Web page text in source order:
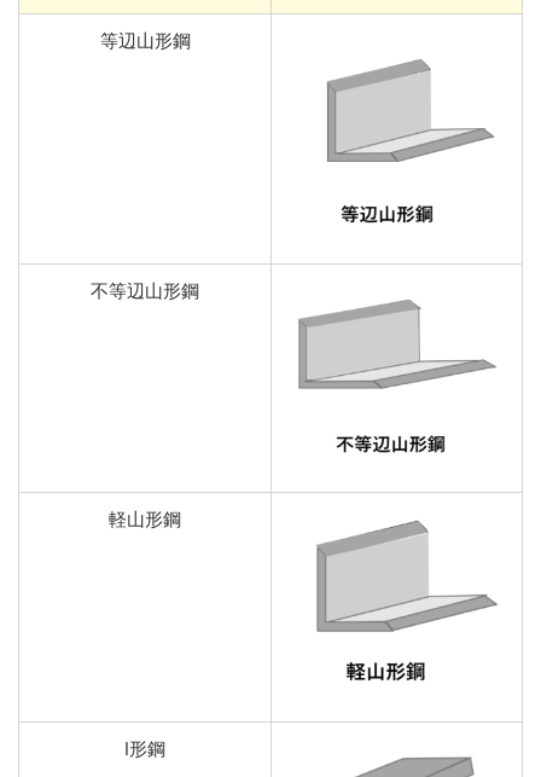
等辺山形鋼
不等辺山形鋼
軽山形鋼
I形鋼